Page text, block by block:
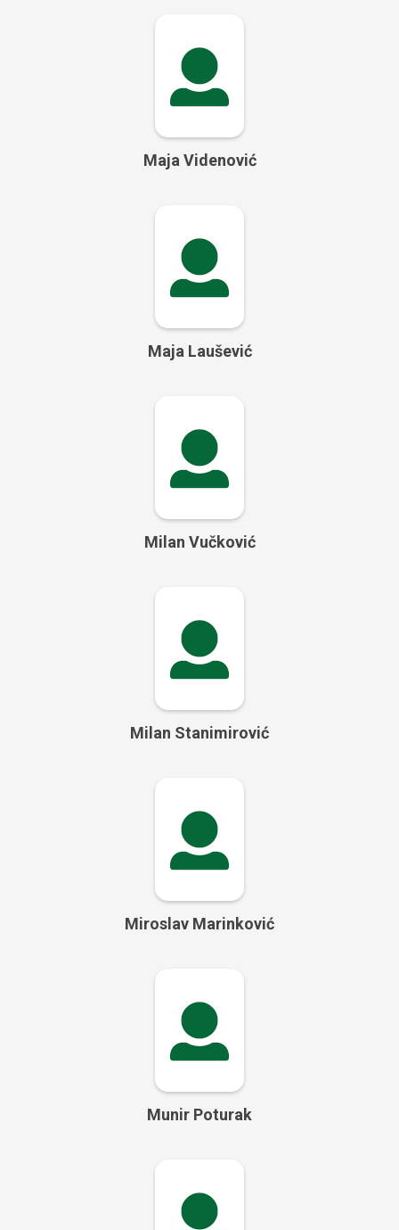
Maja Videnović
Maja Laušević
Milan Vučković
Milan Stanimirović
Miroslav Marinković
Munir Poturak